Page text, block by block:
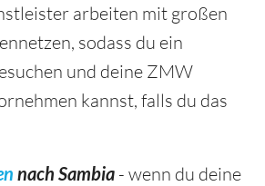
arbeiten mit großen
sodass du ein
und deine ZMW
kannst, falls du das
nach Sambia - wenn du deine